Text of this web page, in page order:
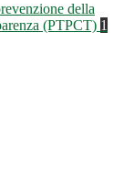
della
(PTPCT) 1